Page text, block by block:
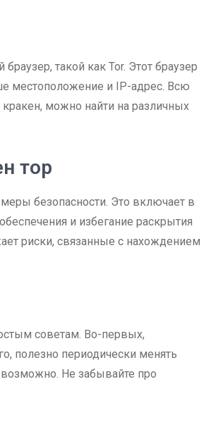
такой как Tor. Этот браузер
местоположение и IP-адрес. Всю
можно найти на различных
тор
безопасности. Это включает в
и избегание раскрытия
риски, связанные с нахождением
советам. Во-первых,
полезно периодически менять
Не забывайте про